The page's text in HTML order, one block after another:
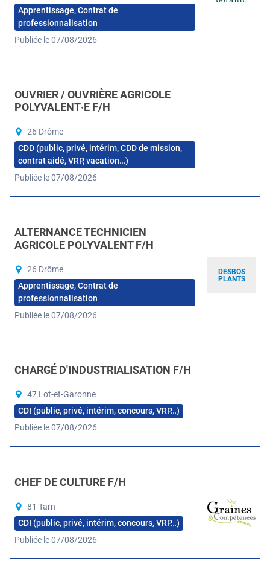
Apprentissage, Contrat de
professionnalisation
Publiée le 07/08/2026
OUVRIER / OUVRIÈRE AGRICOLE
POLYVALENT·E F/H
26 Drôme
CDD (public, privé, intérim, CDD de mission,
contrat aidé, VRP, vacation…)
Publiée le 07/08/2026
DESBOS
PLANTS
ALTERNANCE TECHNICIEN
AGRICOLE POLYVALENT F/H
26 Drôme
Apprentissage, Contrat de
professionnalisation
Publiée le 07/08/2026
CHARGÉ D'INDUSTRIALISATION F/H
47 Lot-et-Garonne
CDI (public, privé, intérim, concours, VRP…)
Publiée le 07/08/2026
CHEF DE CULTURE F/H
81 Tarn
CDI (public, privé, intérim, concours, VRP…)
Publiée le 07/08/2026